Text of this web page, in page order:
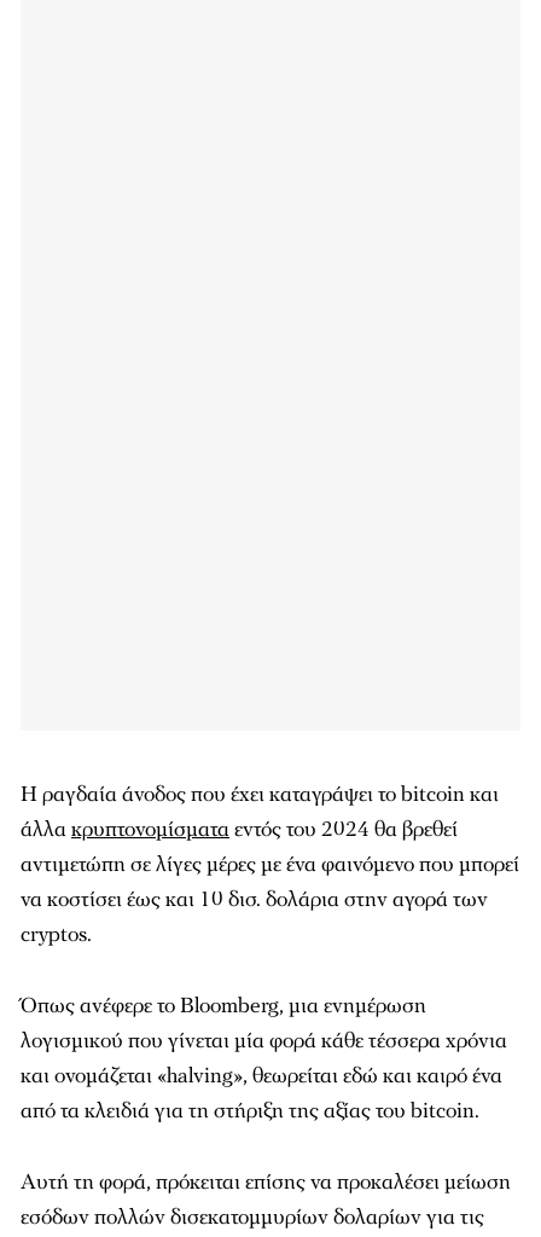
Η ραγδαία άνοδος που έχει καταγράψει το bitcoin και
άλλακρυπτονομίσματαεντός του 2024 θα βρεθεί
αντιμετώπη σε λίγες μέρες με ένα φαινόμενο που μπορεί
να κοστίσει έως και 10 δισ. δολάρια στην αγορά των
cryptos.
Όπως ανέφερε το Bloomberg, μια ενημέρωση
λογισμικού που γίνεται μία φορά κάθε τέσσερα χρόνια
και ονομάζεται «halving», θεωρείται εδώ και καιρό ένα
από τα κλειδιά για τη στήριξη της αξίας του bitcoin.
Αυτή τη φορά, πρόκειται επίσης να προκαλέσει μείωση
εσόδων πολλών δισεκατομμυρίων δολαρίων για τις